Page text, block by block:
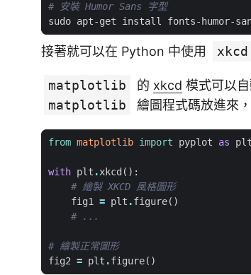
# 安裝 Humor Sans 字型
接著就可以在 Python 中使用 xkcd
matplotlib 的 xkcd 模式可以
matplotlib
繪圖程式碼放進來
from matplotlib import pyplot as plt
with plt .xkcd ():
# 繪製 XKCD 風格圖形
fig1 = plt .figure()
# ...
# 繪製正常圖形
fig2 = plt .figure()